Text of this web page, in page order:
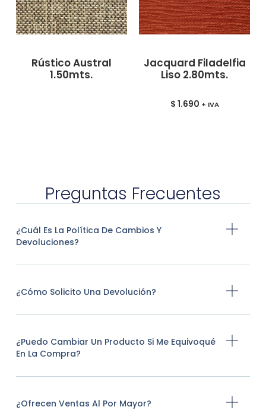
Rústico Austral
1.50mts.
Jacquard Filadelfia
Liso 2.80mts.
$ 1.690 + IVA
Preguntas Frecuentes
¿Cuál Es La Política De Cambios Y
Devoluciones?
¿Cómo Solicito Una Devolución?
¿Puedo Cambiar Un Producto Si Me Equivoqué
En La Compra?
¿Ofrecen Ventas Al Por Mayor?